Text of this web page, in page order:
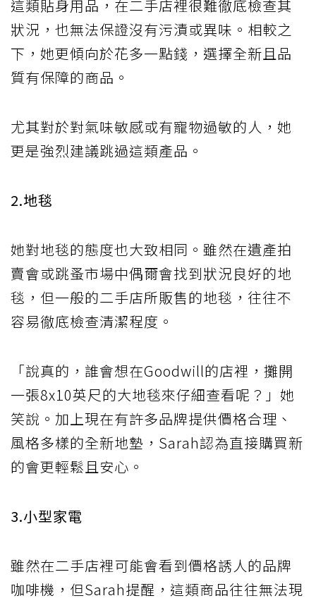
這類貼身用品，在二手店裡很難徹底檢查其
狀況，也無法保證沒有污漬或異味。相較之
下，她更傾向於花多一點錢，選擇全新且品
質有保障的商品。
尤其對於對氣味敏感或有寵物過敏的人，她
更是強烈建議跳過這類產品。
2.地毯
她對地毯的態度也大致相同。雖然在遺產拍
賣會或跳蚤市場中偶爾會找到狀況良好的地
毯，但一般的二手店所販售的地毯，往往不
容易徹底檢查清潔程度。
「說真的，誰會想在Goodwill的店裡，攤開
一張8x10英尺的大地毯來仔細查看呢？」她
笑說。加上現在有許多品牌提供價格合理、
風格多樣的全新地墊，Sarah認為直接購買新
的會更輕鬆且安心。
3.小型家電
雖然在二手店裡可能會看到價格誘人的品牌
咖啡機，但Sarah提醒，這類商品往往無法現